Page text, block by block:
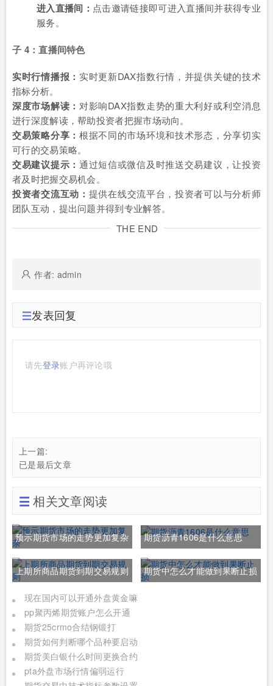
进入直播间： 点击邀请链接即可进入直播间并获得专业
服务。
子 4：直播间特色
实时行情播报： 实时更新DAX指数行情，并提供关键的技术
指标分析。
深度市场解读： 对影响DAX指数走势的重大利好或利空消息
进行深度解读，帮助投资者把握市场动向。
交易策略分享： 根据不同的市场环境和技术形态，分享切实
可行的交易策略。
交易建议提示： 通过短信或微信及时推送交易建议，让投资
者及时把握交易机会。
投资者交流互动： 提供在线交流平台，投资者可以与分析师
团队互动，提出问题并得到专业解答。
THE END
作者: admin
发表回复
请先登录账户再评论哦
上一篇:
已是最后文章
相关文章阅读
预示期货市场的走势更加复杂 期货沥青1606是什么意思
上期所商品期货到期交易规则 期货中怎么才能做到果断止损
现在国内可以开通外盘黄金嘛
pp聚丙烯期货账户怎么开通
期货25crmo合结钢锻打
期货如何判断哪个品种要启动
期货美白银什么时间更换合约
pta外盘市场行情偏弱运行